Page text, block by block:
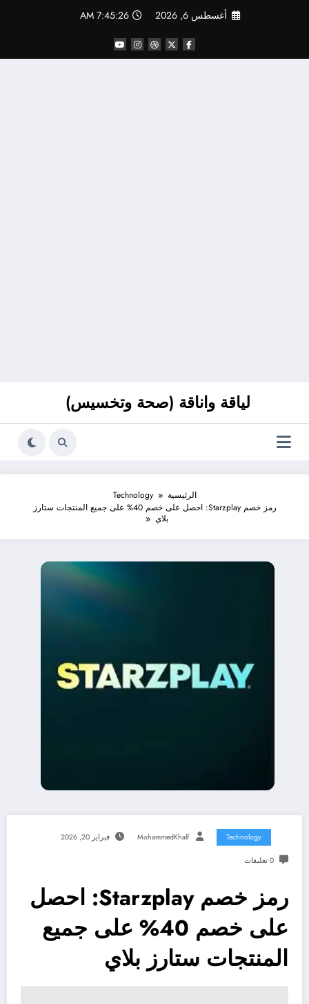
أغسطس 6, 2026 7:45:27 AM
لياقة واناقة (صحة وتخسيس)
الرئيسية
Technology
رمز خصم Starzplay: احصل على خصم 40% على جميع المنتجات ستارز
بلاي
Technology
MohammedKhalf فبراير 20, 2026
0 تعليقات
رمز خصم Starzplay: احصل
على خصم 40% على جميع
المنتجات ستارز بلاي